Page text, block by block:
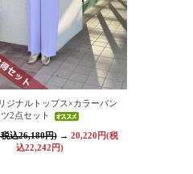
ジナルトップス×カラーパン
ツ2点セット
込26,180円)→ 20,220円(税
込22,242円)